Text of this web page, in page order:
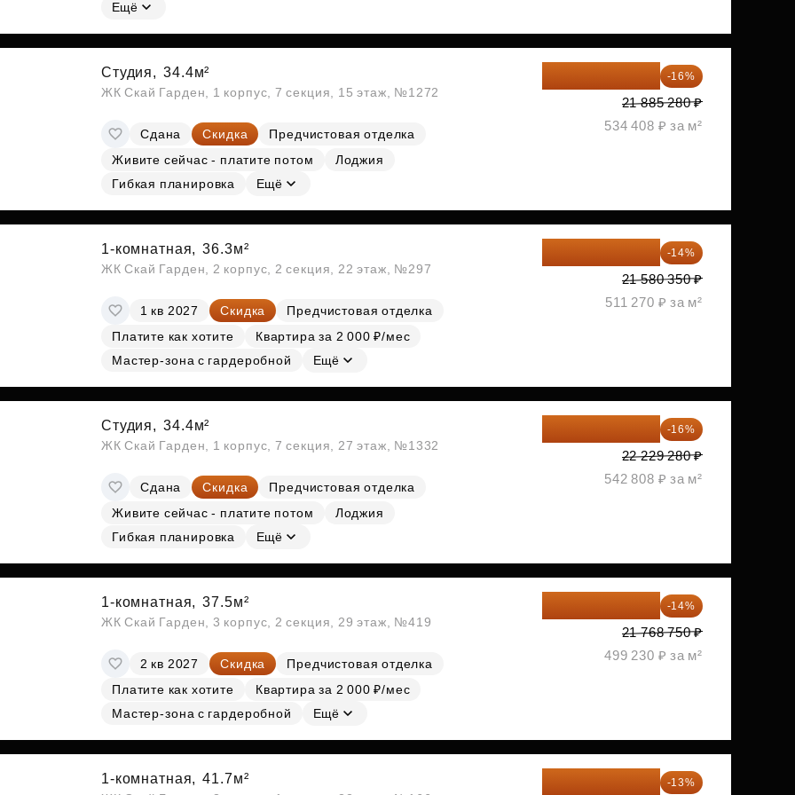
Субсидии
Ещё
Студия, 34.4м²
ЖК Скай Гарден, 1 корпус, 7 секция, 15 этаж, №1272
Сдана Скидка
Предчистовая отделка
Живите сейчас - платите потом
Лоджия
Гибкая планировка
Ещё
-16%
21 885 280 ₽
534 408 ₽ за м²
1-комнатная, 36.3м²
ЖК Скай Гарден, 2 корпус, 2 секция, 22 этаж, №297
1 кв 2027 Скидка
Предчистовая отделка
Платите как хотите
Квартира за 2 000 ₽/мес
Мастер-зона с гардеробной
Ещё
-14%
21 580 350 ₽
511 270 ₽ за м²
Студия, 34.4м²
ЖК Скай Гарден, 1 корпус, 7 секция, 27 этаж, №1332
Сдана Скидка
Предчистовая отделка
Живите сейчас - платите потом
Лоджия
Гибкая планировка
Ещё
-16%
22 229 280 ₽
542 808 ₽ за м²
1-комнатная, 37.5м²
ЖК Скай Гарден, 3 корпус, 2 секция, 29 этаж, №419
2 кв 2027 Скидка
Предчистовая отделка
Платите как хотите
Квартира за 2 000 ₽/мес
Мастер-зона с гардеробной
Ещё
-14%
21 768 750 ₽
499 230 ₽ за м²
1-комнатная, 41.7м² -13%